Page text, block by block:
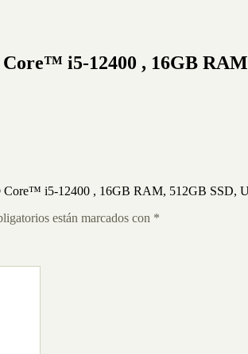
i5-12400 , 16GB
Core™ i5-12400 , 16GB RAM, 512GB SSD,
están marcados con *